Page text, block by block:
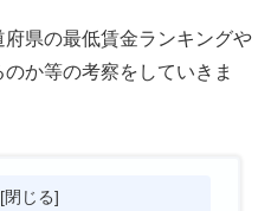
県の最低賃金ランキングや
か等の考察をしていきま